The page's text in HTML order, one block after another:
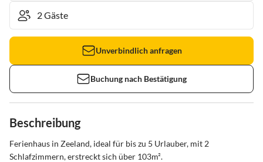
Unverbindlich anfragen
Buchung nach Bestätigung
Beschreibung
Ferienhaus in Zeeland, ideal für bis zu 5 Urlauber, mit 2
Schlafzimmern, erstreckt sich über 103m².